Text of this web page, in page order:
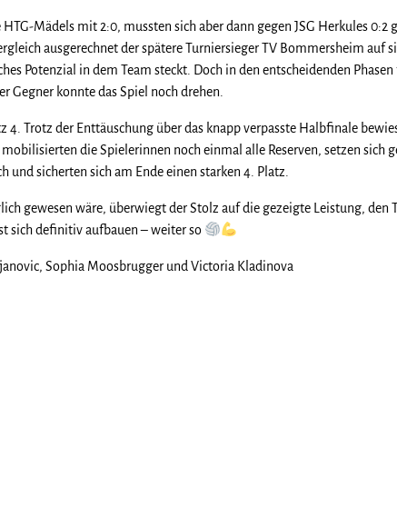
Mädels mit 2:0, mussten sich aber dann gegen JSG Herkules 0:2
ausgerechnet der spätere Turniersieger TV Bommersheim auf
Potenzial in dem Team steckt. Doch in den entscheidenden
Gegner konnte das Spiel noch drehen.
4. Trotz der Enttäuschung über das knapp verpasste Halbfinale
die Spielerinnen noch einmal alle Reserven, setzen sich
und sicherten sich am Ende einen starken 4. Platz.
gewesen wäre, überwiegt der Stolz auf die gezeigte Leistung, den
sich definitiv aufbauen – weiter so
Sophia Moosbrugger und Victoria Kladinova